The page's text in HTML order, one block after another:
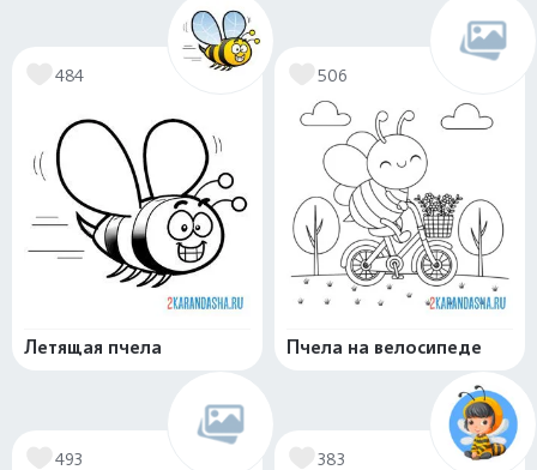
484
Летящая пчела
506
Пчела на велосипеде
493 383